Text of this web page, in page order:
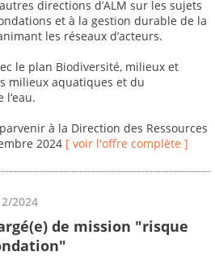
directions d’ALM sur les sujets
et à la gestion durable de la
les réseaux d’acteurs.
le plan Biodiversité, milieux et
milieux aquatiques et du
à la Direction des Ressources
2024 [ voir l'offre complète ]
2024
de mission "risque